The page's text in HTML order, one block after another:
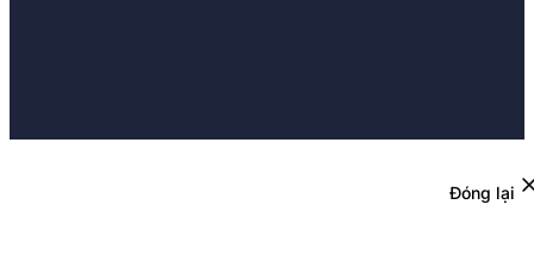
Đóng lại